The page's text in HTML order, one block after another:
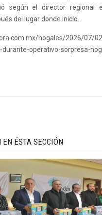
según el director regional
del lugar donde inicio.
nogales/2026/07/
operativo-sorpresa-
ÉSTA SECCIÓN